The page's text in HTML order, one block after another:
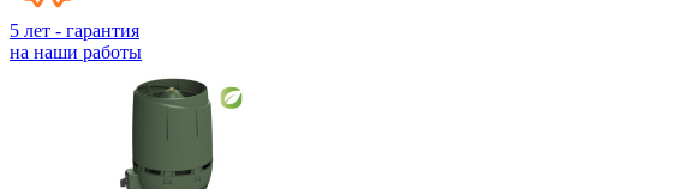
5 лет - гарантия
на наши работы